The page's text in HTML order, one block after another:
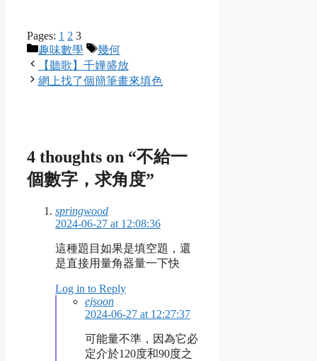
Pages: 1 2 3
Categories
趣味數學 Tags
幾何
【聽歌】千嬅盛放
網上找了個簡筆畫來填色
4 thoughts on “不給一
個數字，求角度”
springwood
2024-06-27 at 12:08:36
這種題目如果是填空題，還
是直接用量角器量一下快
Log in to Reply
ejsoon
2024-06-27 at 12:27:37
可能量不準，因為它必
定介於120度和90度之